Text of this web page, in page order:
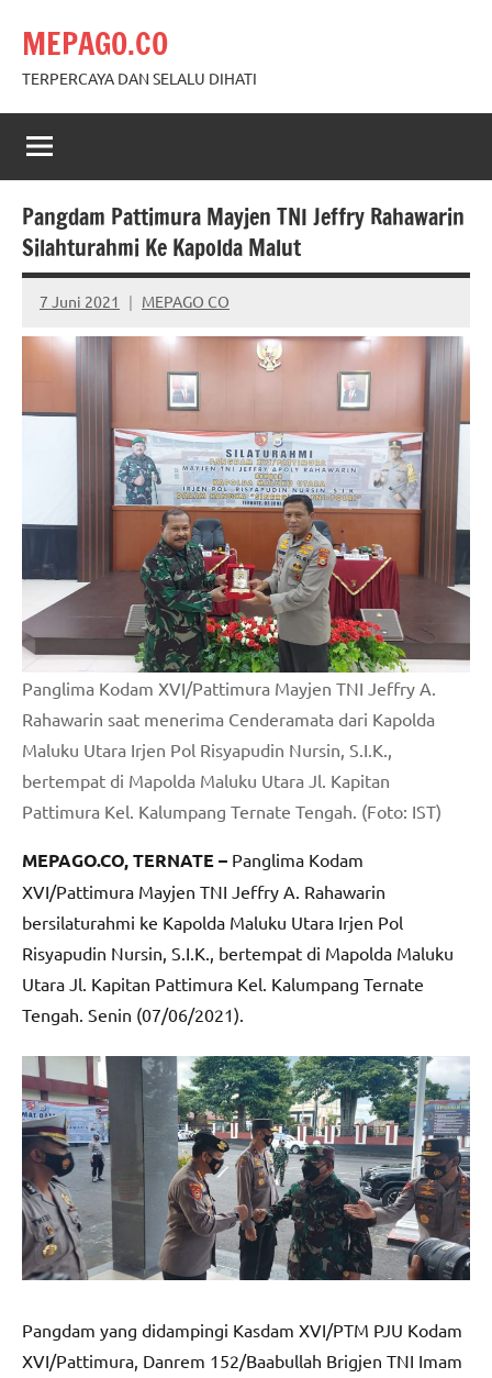
content
MEPAGO.CO
TERPERCAYA DAN SELALU DIHATI
Pangdam Pattimura Mayjen TNI Jeffry Rahawarin
Silahturahmi Ke Kapolda Malut
7 Juni 2021 MEPAGO CO
No
comments
Panglima Kodam XVI/Pattimura Mayjen TNI Jeffry A.
Rahawarin saat menerima Cenderamata dari Kapolda
Maluku Utara Irjen Pol Risyapudin Nursin, S.I.K.,
bertempat di Mapolda Maluku Utara Jl. Kapitan
Pattimura Kel. Kalumpang Ternate Tengah. (Foto: IST)
MEPAGO.CO, TERNATE – Panglima Kodam
XVI/Pattimura Mayjen TNI Jeffry A. Rahawarin
bersilaturahmi ke Kapolda Maluku Utara Irjen Pol
Risyapudin Nursin, S.I.K., bertempat di Mapolda Maluku
Utara Jl. Kapitan Pattimura Kel. Kalumpang Ternate
Tengah. Senin (07/06/2021).
Pangdam yang didampingi Kasdam XVI/PTM PJU Kodam
XVI/Pattimura, Danrem 152/Baabullah Brigjen TNI Imam